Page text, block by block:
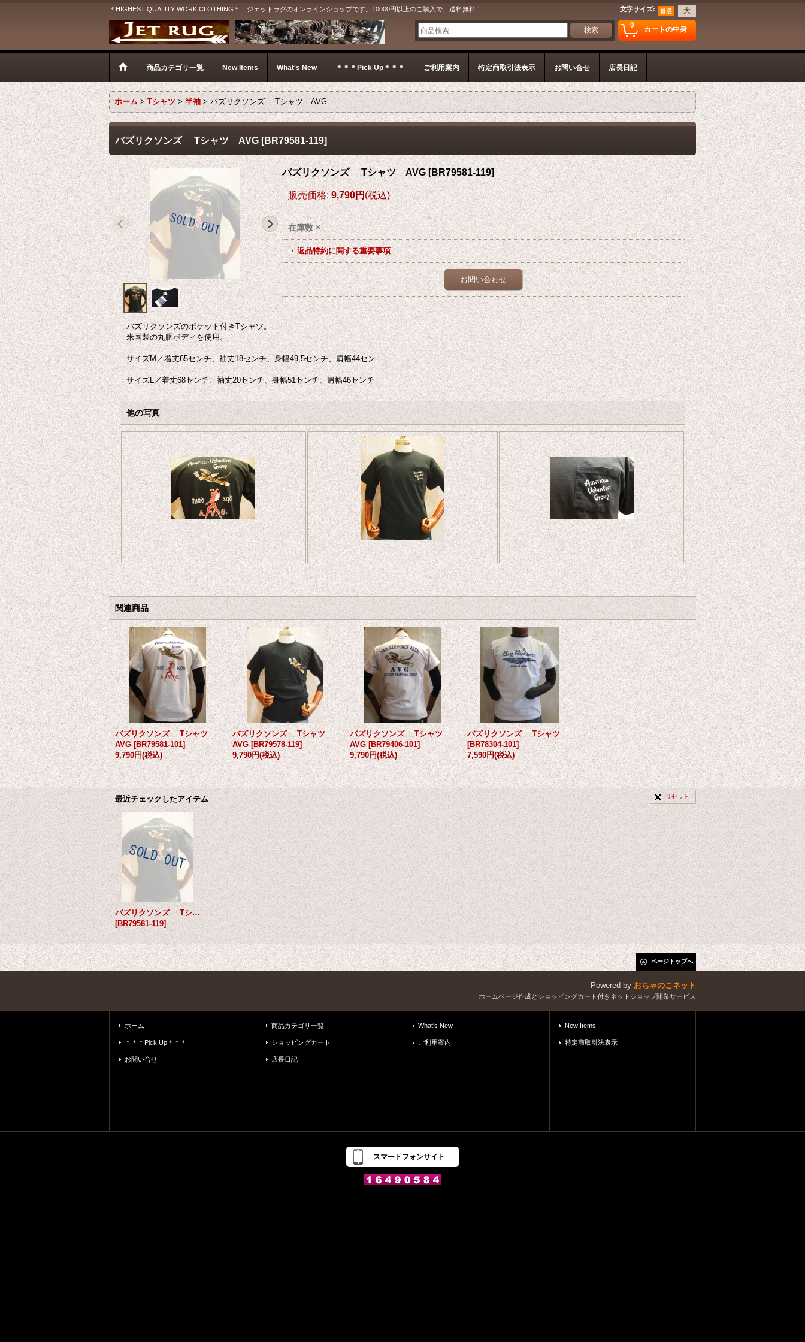
＊HIGHEST QUALITY WORK CLOTHING＊ ジェットラグのオンラインショップです。10000円以上のご購入で、送料無料！ 文字サイズ:
0 カートの中身
商品カテゴリ一覧 New Items What's New ＊＊＊Pick Up＊＊＊ ご利用案内 特定商取引法表示 お問い合せ 店長日記
ホーム > Tシャツ > 半袖 > バズリクソンズ Tシャツ AVG
バズリクソンズ Tシャツ AVG [BR79581-119]
バズリクソンズ Tシャツ AVG [BR79581-119]
販売価格: 9,790円(税込)
在庫数 ×
返品特約に関する重要事項
お問い合わせ
バズリクソンズのポケット付きTシャツ。
米国製の丸胴ボディを使用。
サイズM／着丈65センチ、袖丈18センチ、身幅49,5センチ、肩幅44セン
サイズL／着丈68センチ、袖丈20センチ、身幅51センチ、肩幅46センチ
他の写真
関連商品
バズリクソンズ Tシャツ
AVG [BR79581-101]
9,790円(税込)
バズリクソンズ Tシャツ
AVG [BR79578-119]
9,790円(税込)
バズリクソンズ Tシャツ
AVG [BR79406-101]
9,790円(税込)
バズリクソンズ Tシャツ
[BR78304-101]
7,590円(税込)
最近チェックしたアイテム リセット
バズリクソンズ Tシャツ AVG
[BR79581-119]
ページトップへ
Powered by おちゃのこネット
ホームページ作成とショッピングカート付きネットショップ開業サービス
ホーム
＊＊＊Pick Up＊＊＊
お問い合せ
商品カテゴリ一覧
ショッピングカート
店長日記
What's New
ご利用案内
New Items
特定商取引法表示
スマートフォンサイト